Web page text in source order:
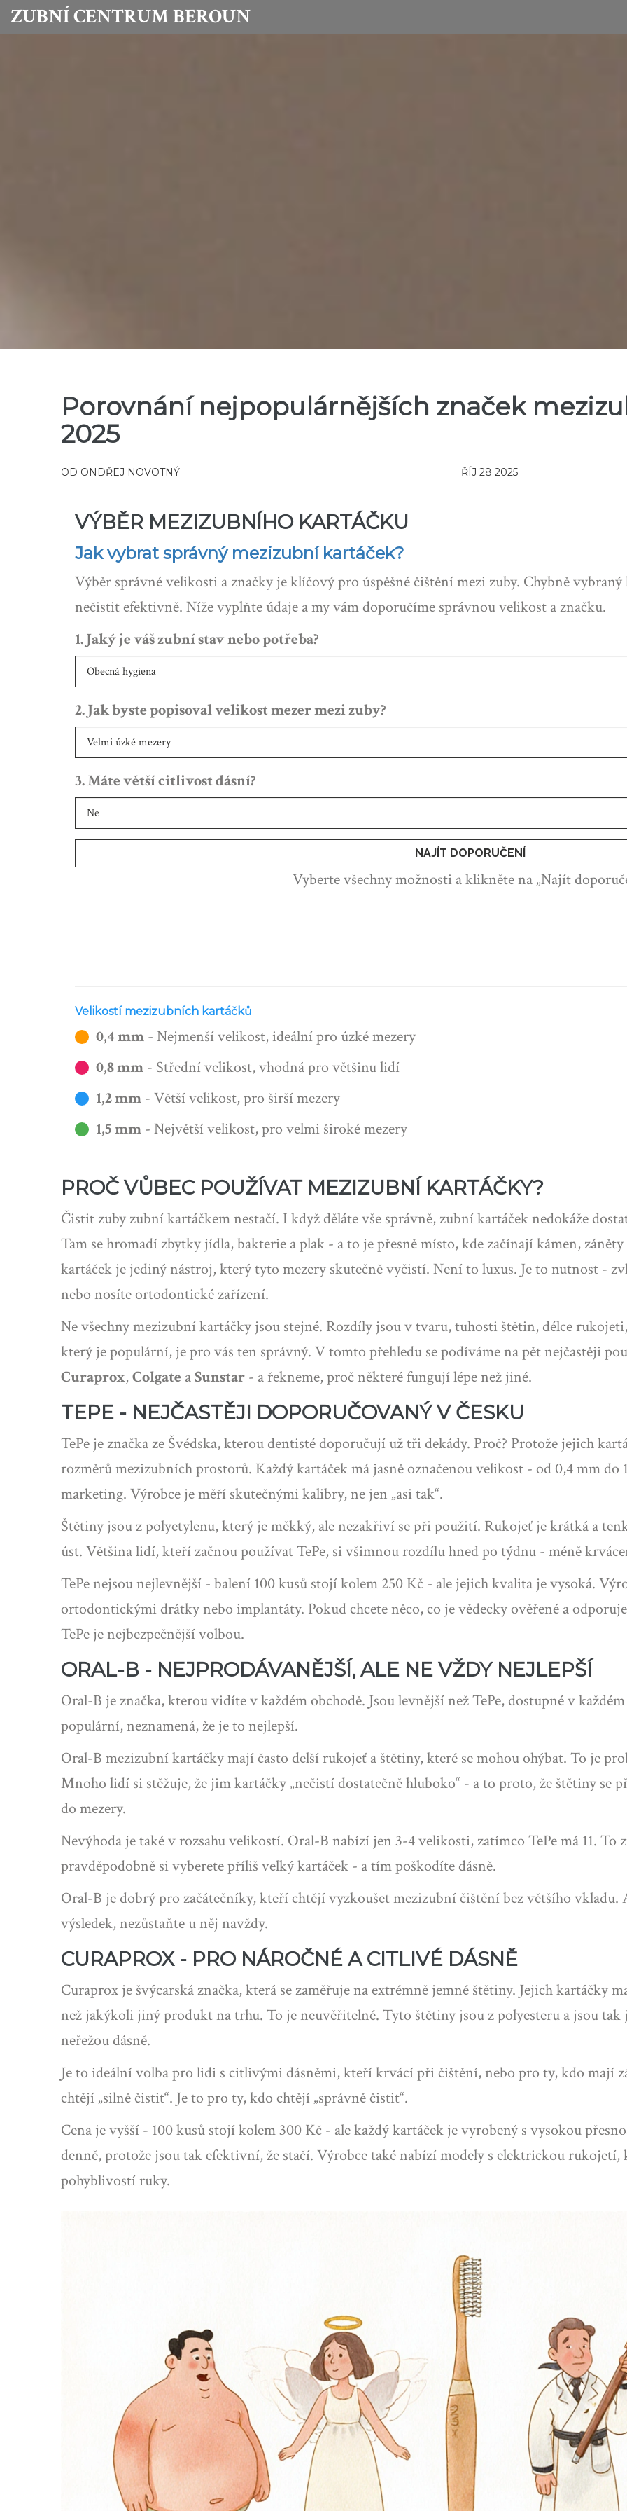
ZUBNÍ CENTRUM BEROUN
Porovnání nejpopulárnějších značek
2025
OD ONDŘEJ NOVOTNÝ ŘÍJ 28 2025
VÝBĚR MEZIZUBNÍHO KARTÁČKU
Jak vybrat správný mezizubní kartáček?
Výběr správné velikosti a značky je klíčový pro úspěšné čištění mezi zuby. Chybně
nečistit efektivně. Níže vyplňte údaje a my vám doporučíme správnou velikost a značku.
1. Jaký je váš zubní stav nebo potřeba?
2. Jak byste popisoval velikost mezer mezi zuby?
3. Máte větší citlivost dásní?
NAJÍT DOPORUČENÍ
Vyberte všechny možnosti a klikněte na „Najít
Velikostí mezizubních kartáčků
0,4 mm - Nejmenší velikost, ideální pro úzké mezery
0,8 mm - Střední velikost, vhodná pro většinu lidí
1,2 mm - Větší velikost, pro širší mezery
1,5 mm - Největší velikost, pro velmi široké mezery
PROČ VŮBEC POUŽÍVAT MEZIZUBNÍ KARTÁČKY?
Čistit zuby zubní kartáčkem nestačí. I když děláte vše správně, zubní kartáček nedokáže
Tam se hromadí zbytky jídla, bakterie a plak - a to je přesně místo, kde začínají kámen,
kartáček je jediný nástroj, který tyto mezery skutečně vyčistí. Není to luxus. Je to nutnost -
nebo nosíte ortodontické zařízení.
Ne všechny mezizubní kartáčky jsou stejné. Rozdíly jsou v tvaru, tuhosti štětin, délce
který je populární, je pro vás ten správný. V tomto přehledu se podíváme na pět nejčastěji
Curaprox,Colgate aSunstar - a řekneme, proč některé fungují lépe než jiné.
TEPE - NEJČASTĚJI DOPORUČOVANÝ V ČESKU
TePe je značka ze Švédska, kterou dentisté doporučují už tři dekády. Proč? Protože jejich
rozměrů mezizubních prostorů. Každý kartáček má jasně označenou velikost - od 0,4 mm
marketing. Výrobce je měří skutečnými kalibry, ne jen „asi tak“.
Štětiny jsou z polyetylenu, který je měkký, ale nezakřiví se při použití. Rukojeť je krátká a
úst. Většina lidí, kteří začnou používat TePe, si všimnou rozdílu hned po týdnu - méně
TePe nejsou nejlevnější - balení 100 kusů stojí kolem 250 Kč - ale jejich kvalita je vysoká.
ortodontickými drátky nebo implantáty. Pokud chcete něco, co je vědecky ověřené a
TePe je nejbezpečnější volbou.
ORAL-B - NEJPRODÁVANĚJŠÍ, ALE NE VŽDY NEJLEPŠÍ
Oral-B je značka, kterou vidíte v každém obchodě. Jsou levnější než TePe, dostupné v
populární, neznamená, že je to nejlepší.
Oral-B mezizubní kartáčky mají často delší rukojeť a štětiny, které se mohou ohýbat. To je
Mnoho lidí si stěžuje, že jim kartáčky „nečistí dostatečně hluboko“ - a to proto, že štětiny se
do mezery.
Nevýhoda je také v rozsahu velikostí. Oral-B nabízí jen 3-4 velikosti, zatímco TePe má 11. To
pravděpodobně si vyberete příliš velký kartáček - a tím poškodíte dásně.
Oral-B je dobrý pro začátečníky, kteří chtějí vyzkoušet mezizubní čištění bez většího vkladu.
výsledek, nezůstaňte u něj navždy.
CURAPROX - PRO NÁROČNÉ A CITLIVÉ DÁSNĚ
Curaprox je švýcarská značka, která se zaměřuje na extrémně jemné štětiny. Jejich kartáčky
než jakýkoli jiný produkt na trhu. To je neuvěřitelné. Tyto štětiny jsou z polyesteru a jsou tak
neřežou dásně.
Je to ideální volba pro lidi s citlivými dásněmi, kteří krvácí při čištění, nebo pro ty, kdo mají
chtějí „silně čistit“. Je to pro ty, kdo chtějí „správně čistit“.
Cena je vyšší - 100 kusů stojí kolem 300 Kč - ale každý kartáček je vyrobený s vysokou
denně, protože jsou tak efektivní, že stačí. Výrobce také nabízí modely s elektrickou rukojetí,
pohyblivostí ruky.